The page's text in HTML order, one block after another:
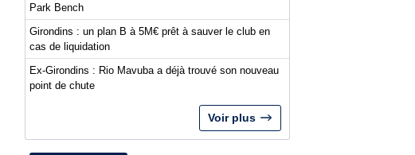
Park Bench
Girondins : un plan B à 5M€ prêt à sauver le club en
cas de liquidation
Ex-Girondins : Rio Mavuba a déjà trouvé son nouveau
point de chute
Voir plus